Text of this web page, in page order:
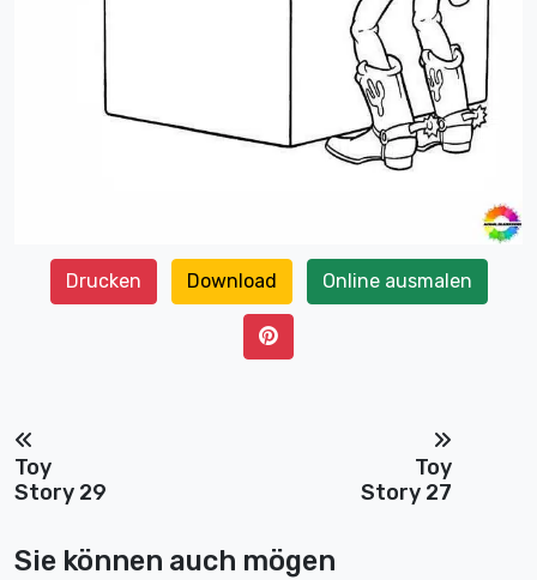
Drucken Download Online ausmalen
Toy
Story 29
Toy
Story 27
Sie können auch mögen